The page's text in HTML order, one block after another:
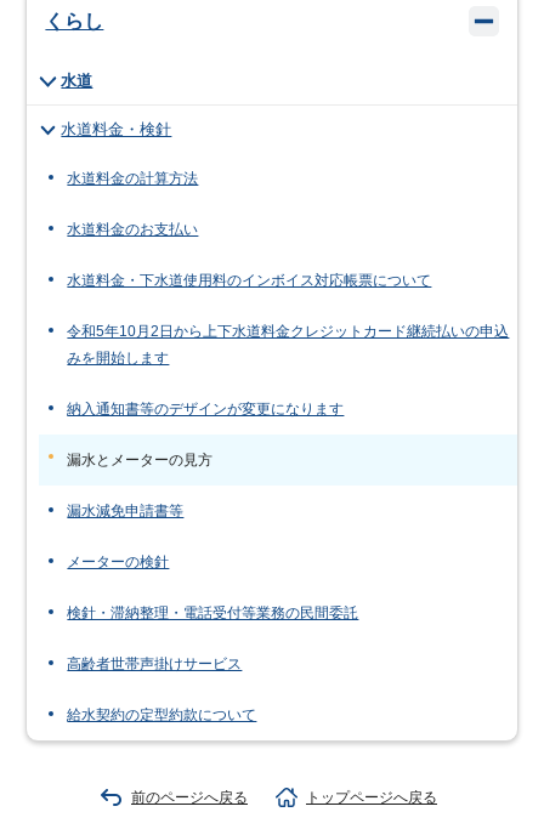
くらし
水道
水道料金・検針
水道料金の計算方法
水道料金のお支払い
水道料金・下水道使用料のインボイス対応帳票について
令和5年10月2日から上下水道料金クレジットカード継続払いの申込
みを開始します
納入通知書等のデザインが変更になります
漏水とメーターの見方
漏水減免申請書等
メーターの検針
検針・滞納整理・電話受付等業務の民間委託
高齢者世帯声掛けサービス
給水契約の定型約款について
前のページへ戻る トップページへ戻る